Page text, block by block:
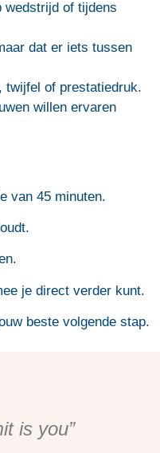
wedstrijd of tijdens
dat er iets tussen
twijfel of prestatiedruk.
willen ervaren
van 45 minuten.
je direct verder kunt.
beste volgende stap.
is you”